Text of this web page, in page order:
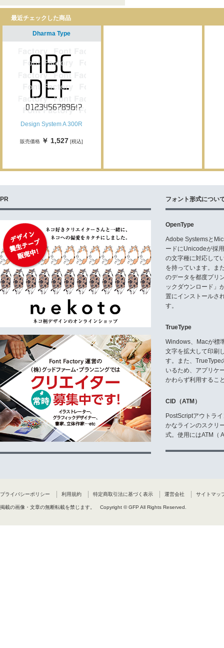
最近チェックした商品
Dharma Type
Design System A 300R
販売価格 ￥ 1,527 [税込]
PR フォント形式につい
OpenType
Adobe Systemsと
ードにUnicodeが採
の文字種に対応して
を持っています。ま
のデータを都度プリ
ックダウンロード」
置にインストールさ
す。
TrueType
Windows、Macが標
文字を拡大して印刷
す。また、TrueType
いるため、アプリケ
かわらず利用するこ
CID（ATM）
PostScriptアウトラ
かなラインのスクリ
式。使用にはATM（
プライバシーポリシー 利用規約 特定商取引法に基づく表示 運営会社 サイトマッ
掲載の画像・文章の無断転載を禁じます。 Copyright © GFP All Rights Reserved.